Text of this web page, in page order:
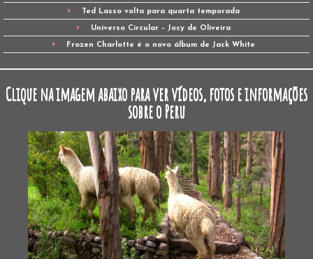
Ted Lasso volta para quarta temporada
Universo Circular – Jocy de Oliveira
Frozen Charlotte é o novo álbum de Jack White
Clique na imagem abaixo para ver vídeos, fotos e informações
sobre o Peru